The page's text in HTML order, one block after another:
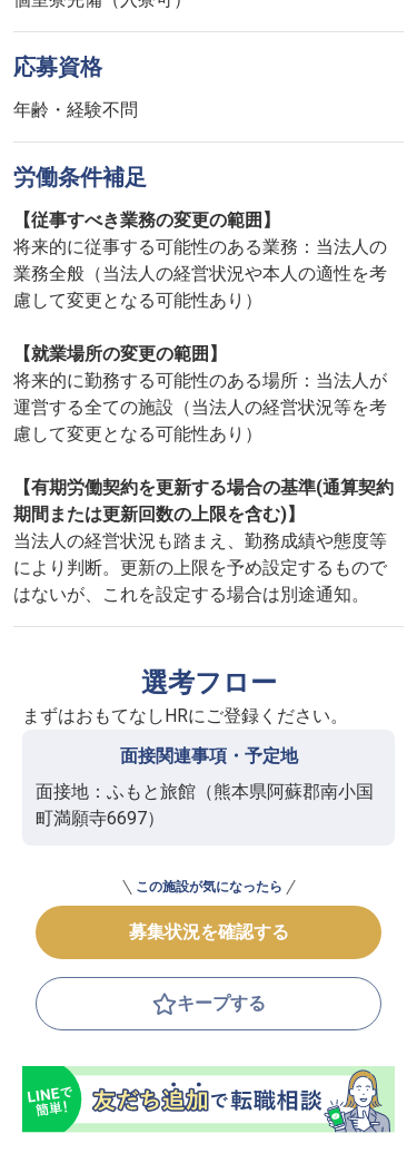
応募資格
年齢・経験不問
労働条件補足
【従事すべき業務の変更の範囲】
将来的に従事する可能性のある業務：当法人の
業務全般（当法人の経営状況や本人の適性を考
慮して変更となる可能性あり）
【就業場所の変更の範囲】
将来的に勤務する可能性のある場所：当法人が
運営する全ての施設（当法人の経営状況等を考
慮して変更となる可能性あり）
【有期労働契約を更新する場合の基準(通算契約
期間または更新回数の上限を含む)】
当法人の経営状況も踏まえ、勤務成績や態度等
により判断。更新の上限を予め設定するもので
はないが、これを設定する場合は別途通知。
選考フロー
まずはおもてなしHRにご登録ください。
面接関連事項・予定地
面接地：ふもと旅館（熊本県阿蘇郡南小国
町満願寺6697）
この施設が気になったら
募集状況を確認する
キープする